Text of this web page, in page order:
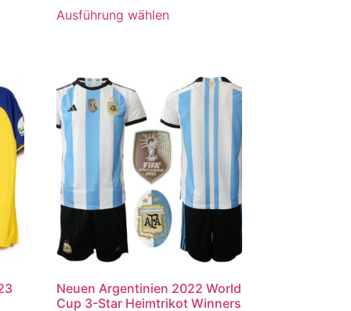
von 5
Ausführung wählen
Neuen Argentinien 2022 World
Cup 3-Star Heimtrikot Winners